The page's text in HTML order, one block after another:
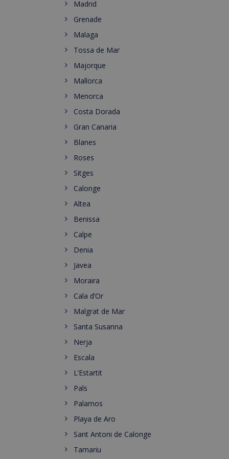
Madrid
Grenade
Malaga
Tossa de Mar
Majorque
Mallorca
Menorca
Costa Dorada
Gran Canaria
Blanes
Roses
Sitges
Calonge
Altea
Benissa
Calpe
Denia
Javea
Moraira
Cala d’Or
Malgrat de Mar
Santa Susanna
Nerja
Escala
L’Estartit
Pals
Palamos
Playa de Aro
Sant Antoni de Calonge
Tamariu